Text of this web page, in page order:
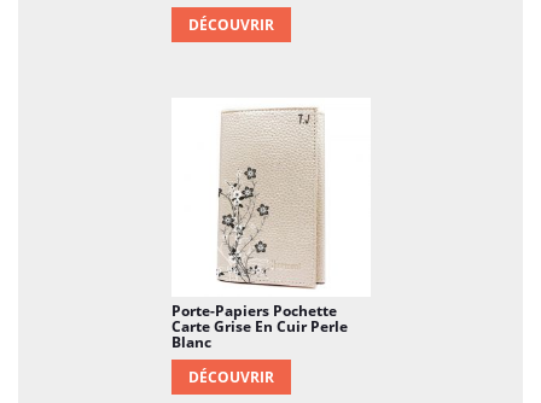
DÉCOUVRIR
Porte-Papiers Pochette
Carte Grise En Cuir Perle
Blanc
DÉCOUVRIR